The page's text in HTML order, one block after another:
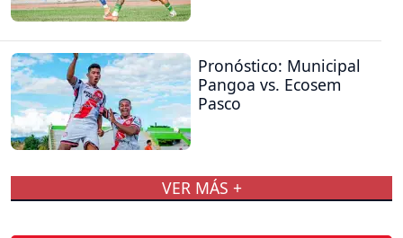
Pronóstico: Municipal
Pangoa vs. Ecosem
Pasco
VER MÁS +